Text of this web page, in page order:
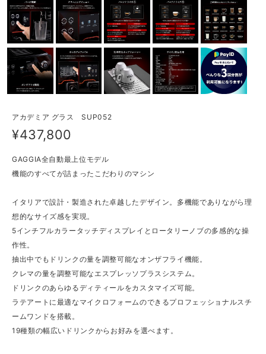
アカデミア グラス SUP052
¥437,800
GAGGIA全自動最上位モデル
機能のすべてが詰まったこだわりのマシン
イタリアで設計・製造された卓越したデザイン。多機能でありながら理
想的なサイズ感を実現。
5インチフルカラータッチディスプレイとロータリーノブの多感的な操
作性。
抽出中でもドリンクの量を調整可能なオンザフライ機能。
クレマの量を調整可能なエスプレッソプラスシステム。
ドリンクのあらゆるディティールをカスタマイズ可能。
ラテアートに最適なマイクロフォームのできるプロフェッショナルスチ
ームワンドを搭載。
19種類の幅広いドリンクからお好みを選べます。